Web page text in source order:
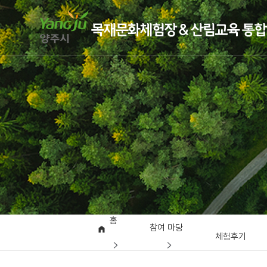
홈
참여 마당
체험후기